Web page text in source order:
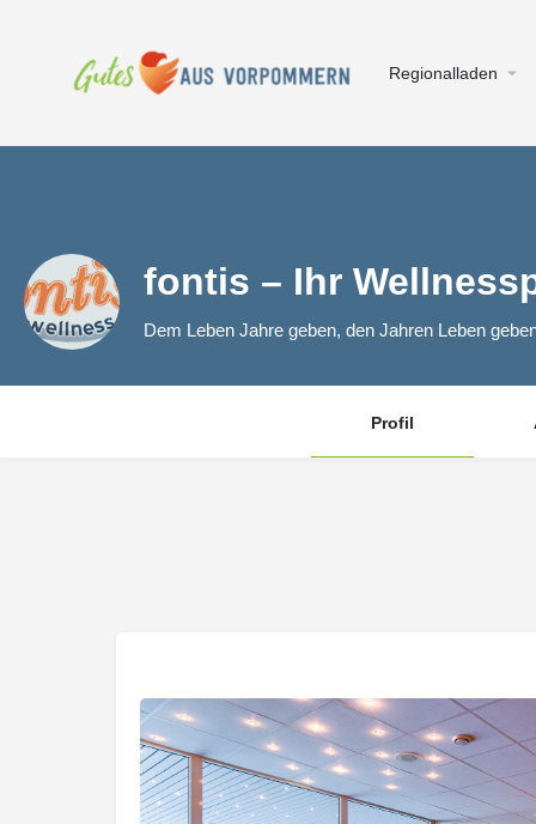
Regionalladen
fontis – Ihr
Dem Leben Jahre geben, den Jahren Leben
Profil